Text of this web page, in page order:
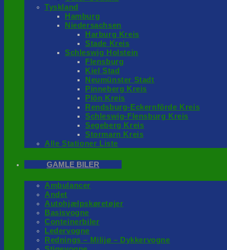
Tyskland
Hamburg
Niedersachsen
Harburg Kreis
Stade Kreis
Schleswig Holstein
Flensburg
Kiel Stad
Neumünster Stadt
Pinneberg Kreis
Plön Kreis
Rendsburg-Eckernförde Kreis
Schleswig-Flensburg Kreis
Segeberg Kreis
Stormarn Kreis
Alle Stationer Liste
GAMLE BILER
Ambulancer
Andet
Autohjælpskøretøjer
Basisvogne
Conteinerbiler
Ledervogne
Rednings – Milijø – Dykkervogne